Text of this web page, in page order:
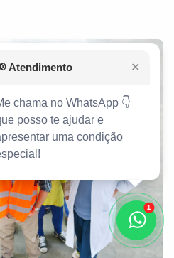
1
Atendimento ✕
chama no WhatsApp 👇
posso te ajudar e
uma condição